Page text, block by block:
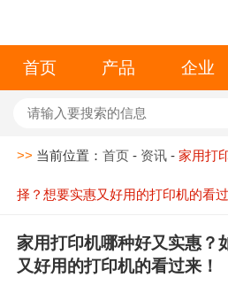
首页 产品 企业
>> 当前位置：首页 - 资讯 -家用打
择？想要实惠又好用的打印机的看过
家用打印机哪种好又实惠？
又好用的打印机的看过来！